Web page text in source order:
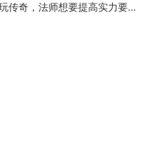
玩传奇，法师想要提高实力要如何操作呢？